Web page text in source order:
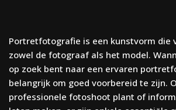
Portretfotografie is een kunstvorm die
zowel de fotograaf als het model.
op zoek bent naar een ervaren
belangrijk om goed voorbereid te zijn.
professionele fotoshoot plant of